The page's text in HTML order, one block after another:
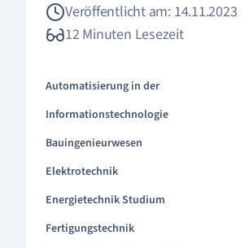
Veröffentlicht am: 14.11.2023
12 Minuten Lesezeit
Automatisierung in der
Informationstechnologie
Bauingenieurwesen
Elektrotechnik
Energietechnik Studium
Fertigungstechnik